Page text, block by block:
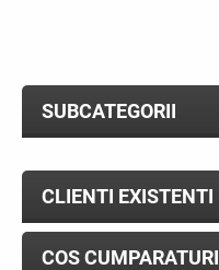
SUBCATEGORII
CLIENTI EXISTENTI
COS CUMPARATURI